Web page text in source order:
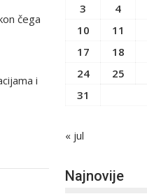
čega
i
3
4
10
11
17
18
24
25
31
« jul
Najnovije